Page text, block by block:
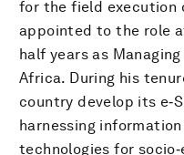
for the field execution
appointed to the role
half years as
Africa. During his
country develop its
harnessing
technologies for